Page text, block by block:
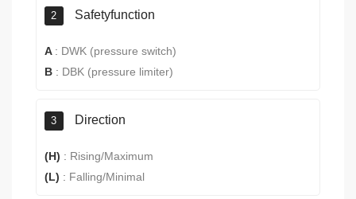
2 Safetyfunction
A : DWK (pressure switch)
B : DBK (pressure limiter)
3 Direction
(H) : Rising/Maximum
(L) : Falling/Minimal